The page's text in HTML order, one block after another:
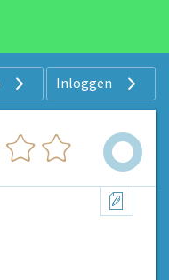
Inloggen